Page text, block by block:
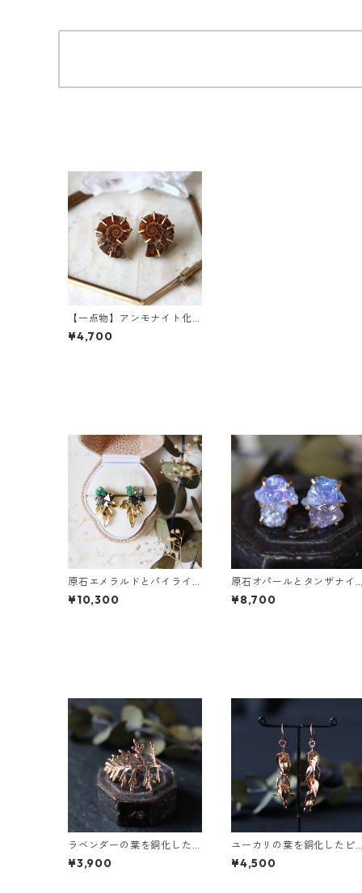
【一点物】アンモナイト化
石のピアス
¥4,700
原石エメラルドとパイライ
トとクレマチスの葉ピアス
¥10,300
原石オパールとタンザナイ
トのピアス
¥8,700
ラベンダーの葉を銅化した
イヤーカフ
¥3,900
ユーカリの葉を銅化したピ
アス
¥4,500